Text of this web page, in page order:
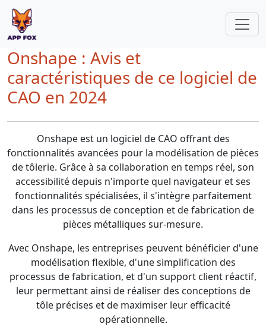
Onshape : Avis et
caractéristiques de ce logiciel de
CAO en 2024
Onshape est un logiciel de CAO offrant des
fonctionnalités avancées pour la modélisation de pièces
de tôlerie. Grâce à sa collaboration en temps réel, son
accessibilité depuis n'importe quel navigateur et ses
fonctionnalités spécialisées, il s'intègre parfaitement
dans les processus de conception et de fabrication de
pièces métalliques sur-mesure.
Avec Onshape, les entreprises peuvent bénéficier d'une
modélisation flexible, d'une simplification des
processus de fabrication, et d'un support client réactif,
leur permettant ainsi de réaliser des conceptions de
tôle précises et de maximiser leur efficacité
opérationnelle.